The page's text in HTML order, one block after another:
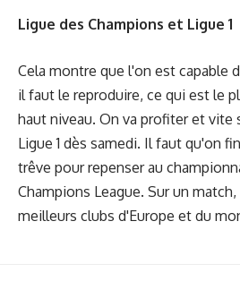
Ligue des Champions et Ligue 1
Cela montre que l'on est capable
il faut le reproduire, ce qui est le
haut niveau. On va profiter et vite
Ligue 1 dès samedi. Il faut qu'on
trêve pour repenser au
Champions League. Sur un
meilleurs clubs d'Europe et du